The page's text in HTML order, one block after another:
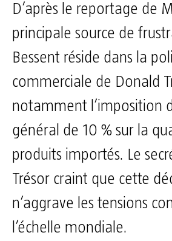
D’après le reportage de
principale source de
Bessent réside dans la
commerciale de Donald
notamment l’imposition
général de 10 % sur la
produits importés. Le
Trésor craint que cette
n’aggrave les tensions
l’échelle mondiale.